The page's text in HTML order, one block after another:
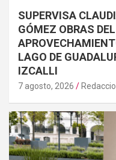
SUPERVISA
GÓMEZ OBRAS
LAGO DE
IZCALLI
7 agosto, 2026